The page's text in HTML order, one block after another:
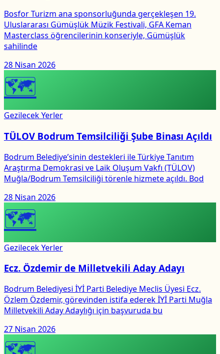
Bosfor Turizm ana sponsorluğunda gerçekleşen 19.
Uluslararası Gümüşlük Müzik Festivali, GFA Keman
Masterclass öğrencilerinin konseriyle, Gümüşlük
sahilinde
28 Nisan 2026
🗺
Gezilecek Yerler
TÜLOV Bodrum Temsilciliği Şube Binası Açıldı
Bodrum Belediye’sinin destekleri ile Türkiye Tanıtım
Araştırma Demokrasi ve Laik Oluşum Vakfı (TÜLOV)
Muğla/Bodrum Temsilciliği törenle hizmete açıldı. Bod
28 Nisan 2026
🗺
Gezilecek Yerler
Ecz. Özdemir de Milletvekili Aday Adayı
Bodrum Belediyesi İYİ Parti Belediye Meclis Üyesi Ecz.
Özlem Özdemir, görevinden istifa ederek İYİ Parti Muğla
Milletvekili Aday Adaylığı için başvuruda bu
27 Nisan 2026